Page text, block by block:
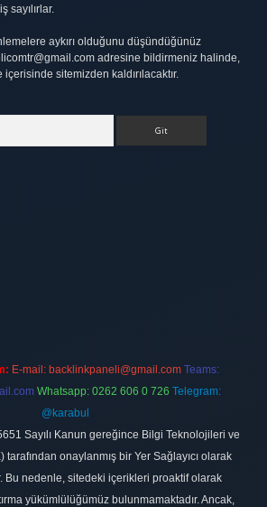
sayılırlar.
aykırı olduğunu düşündüğünüz
adresine bildirmeniz halinde,
sitemizden kaldırılacaktır.
E-mail: backlinkpaneli@gmail.com Teams:
Whatsapp: 0262 606 0 726 Telegram:
@karabul
Sayılı Kanun gereğince Bilgi Teknolojileri ve
tarafından onaylanmış bir Yer Sağlayıcı olarak
Bu nedenle, sitedeki içerikleri proaktif olarak
yükümlülüğümüz bulunmamaktadır. Ancak,